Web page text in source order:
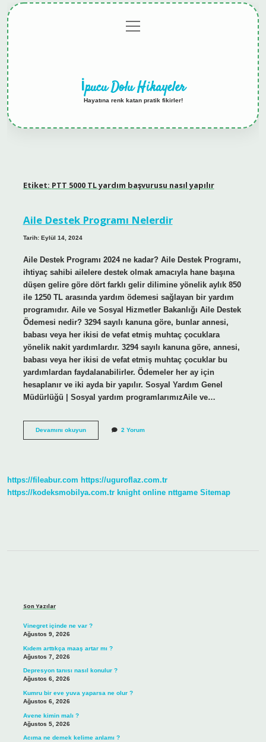
menüyü
aç
İpucu Dolu Hikayeler
Hayatına renk katan pratik fikirler!
Etiket: PTT 5000 TL yardım başvurusu nasıl yapılır
Aile Destek Programı Nelerdir
Tarih: Eylül 14, 2024
Aile Destek Programı 2024 ne kadar? Aile Destek Programı,
ihtiyaç sahibi ailelere destek olmak amacıyla hane başına
düşen gelire göre dört farklı gelir dilimine yönelik aylık 850
ile 1250 TL arasında yardım ödemesi sağlayan bir yardım
programıdır. Aile ve Sosyal Hizmetler Bakanlığı Aile Destek
Ödemesi nedir? 3294 sayılı kanuna göre, bunlar annesi,
babası veya her ikisi de vefat etmiş muhtaç çocuklara
yönelik nakit yardımlardır. 3294 sayılı kanuna göre, annesi,
babası veya her ikisi de vefat etmiş muhtaç çocuklar bu
yardımlardan faydalanabilirler. Ödemeler her ay için
hesaplanır ve iki ayda bir yapılır. Sosyal Yardım Genel
Müdürlüğü | Sosyal yardım programlarımızAile ve…
Devamını okuyunAile
2 Yorum
https://fileabur.com https://uguroflaz.com.tr
https://kodeksmobilya.com.tr knight online nttgame Sitemap
Son Yazılar
Vinegret içinde ne var ?
Ağustos 9, 2026
Kıdem arttıkça maaş artar mı ?
Ağustos 7, 2026
Depresyon tanısı nasıl konulur ?
Ağustos 6, 2026
Kumru bir eve yuva yaparsa ne olur ?
Ağustos 6, 2026
Avene kimin malı ?
Ağustos 5, 2026
Acıma ne demek kelime anlamı ?